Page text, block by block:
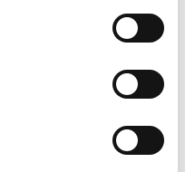
Szalai
Csaba